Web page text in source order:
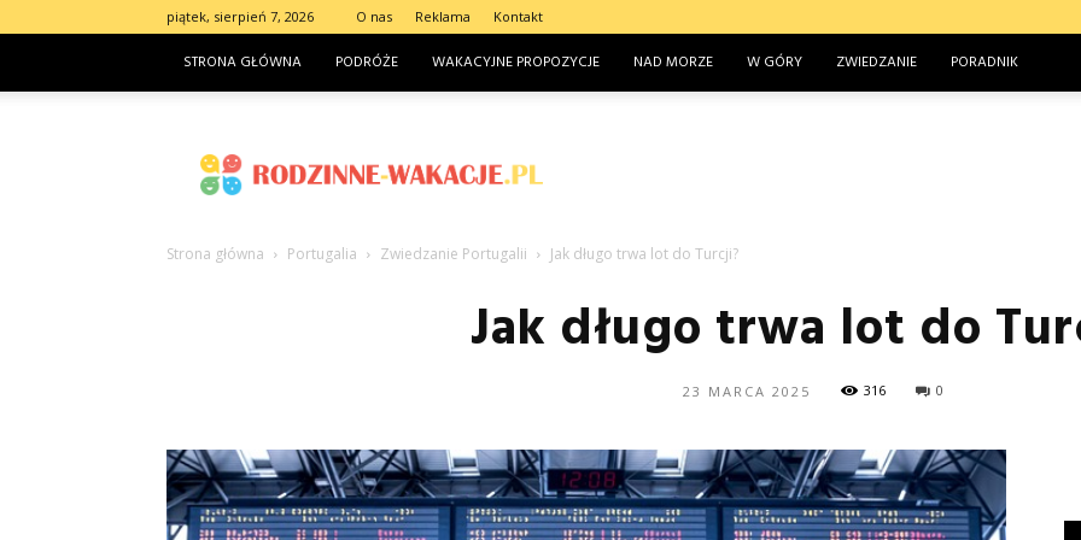
piątek, sierpień 7, 2026 O nas Reklama Kontakt
STRONA GŁÓWNA PODRÓŻE WAKACYJNE PROPOZYCJE NAD MORZE W GÓRY ZWIEDZANIE PORADNIK
wakacje.pl
Strona główna Portugalia Zwiedzanie Portugalii Jak długo trwa lot do Turcji?
Jak długo trwa lot do
23 MARCA 2025 316 0